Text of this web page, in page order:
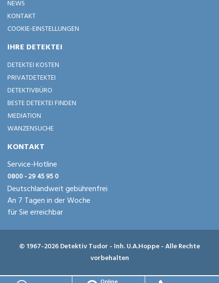
NEWS
KONTAKT
COOKIE-EINSTELLUNGEN
IHRE DETEKTEI
DETEKTEI KOSTEN
PRIVATDETEKTEI
DETEKTIVBÜRO
BESTE DETEKTEI FINDEN
MEDIATION
WANZENSUCHE
KONTAKT
Service-Hotline
0800 - 29 45 95 0
Deutschlandweit gebührenfrei
An 7 Tagen in der Woche
für Sie erreichbar
© 1967-2026 Detektiv Tudor - Inh. U.A.Hoppe - Alle Rechte
vorbehalten
Online